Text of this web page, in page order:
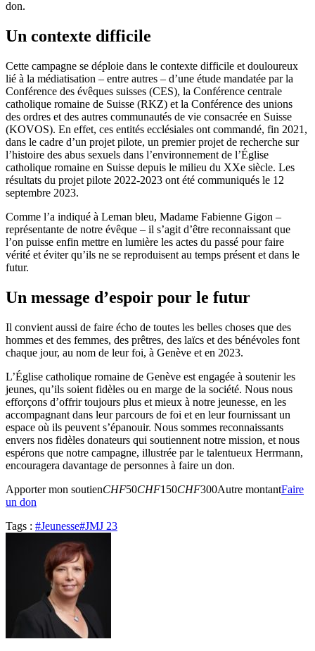
don.
Un contexte difficile
Cette campagne se déploie dans le contexte difficile et douloureux
lié à la médiatisation – entre autres – d’une étude mandatée par la
Conférence des évêques suisses (CES), la Conférence centrale
catholique romaine de Suisse (RKZ) et la Conférence des unions
des ordres et des autres communautés de vie consacrée en Suisse
(KOVOS). En effet, ces entités ecclésiales ont commandé, fin 2021,
dans le cadre d’un projet pilote, un premier projet de recherche sur
l’histoire des abus sexuels dans l’environnement de l’Église
catholique romaine en Suisse depuis le milieu du XXe siècle. Les
résultats du projet pilote 2022-2023 ont été communiqués le 12
septembre 2023.
Comme l’a indiqué à Leman bleu, Madame Fabienne Gigon –
représentante de notre évêque – il s’agit d’être reconnaissant que
l’on puisse enfin mettre en lumière les actes du passé pour faire
vérité et éviter qu’ils ne se reproduisent au temps présent et dans le
futur.
Un message d’espoir pour le futur
Il convient aussi de faire écho de toutes les belles choses que des
hommes et des femmes, des prêtres, des laïcs et des bénévoles font
chaque jour, au nom de leur foi, à Genève et en 2023.
L’Église catholique romaine de Genève est engagée à soutenir les
jeunes, qu’ils soient fidèles ou en marge de la société. Nous nous
efforçons d’offrir toujours plus et mieux à notre jeunesse, en les
accompagnant dans leur parcours de foi et en leur fournissant un
espace où ils peuvent s’épanouir. Nous sommes reconnaissants
envers nos fidèles donateurs qui soutiennent notre mission, et nous
espérons que notre campagne, illustrée par le talentueux Herrmann,
encouragera davantage de personnes à faire un don.
Apporter mon soutienCHF50CHF150CHF300Autre montantFaire
un don
Tags : #Jeunesse#JMJ 23